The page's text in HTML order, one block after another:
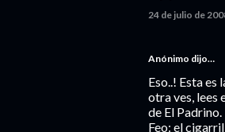
24 de julio de
Anónimo dijo…
Eso..! Esta es
otra ves, lees
de El
Feo: el